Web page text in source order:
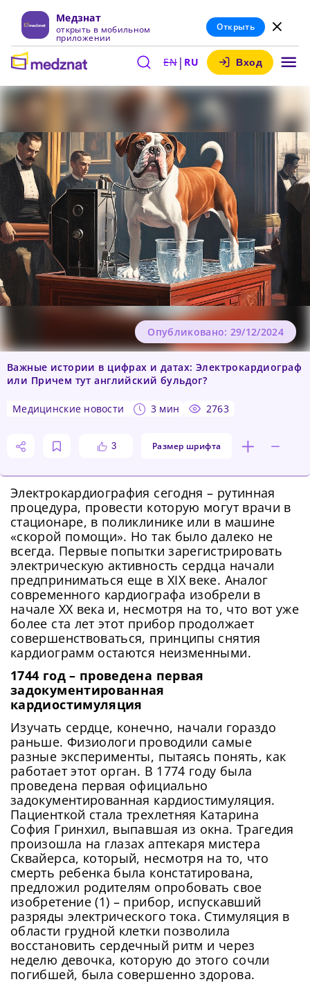
Медзнат
открыть в мобильном
приложении
Открыть
EN| RU Вход
Важные истории в цифрах и датах: Электрокардиограф
или Причем тут английский бульдог?
медицинские новости 3 мин 2763
3 Размер шрифта
Опубликовано: 29/12/2024
Электрокардиография сегодня – рутинная
процедура, провести которую могут врачи в
стационаре, в поликлинике или в машине
«скорой помощи». Но так было далеко не
всегда. Первые попытки зарегистрировать
электрическую активность сердца начали
предприниматься еще в XIX веке. Аналог
современного кардиографа изобрели в
начале XX века и, несмотря на то, что вот уже
более ста лет этот прибор продолжает
совершенствоваться, принципы снятия
кардиограмм остаются неизменными.
1744 год – проведена первая
задокументированная
кардиостимуляция
Изучать сердце, конечно, начали гораздо
раньше. Физиологи проводили самые
разные эксперименты, пытаясь понять, как
работает этот орган. В 1774 году была
проведена первая официально
задокументированная кардиостимуляция.
Пациенткой стала трехлетняя Катарина
София Гринхил, выпавшая из окна. Трагедия
произошла на глазах аптекаря мистера
Сквайерса, который, несмотря на то, что
смерть ребенка была констатирована,
предложил родителям опробовать свое
изобретение (1) – прибор, испускавший
разряды электрического тока. Стимуляция в
области грудной клетки позволила
восстановить сердечный ритм и через
неделю девочка, которую до этого сочли
погибшей, была совершенно здорова.